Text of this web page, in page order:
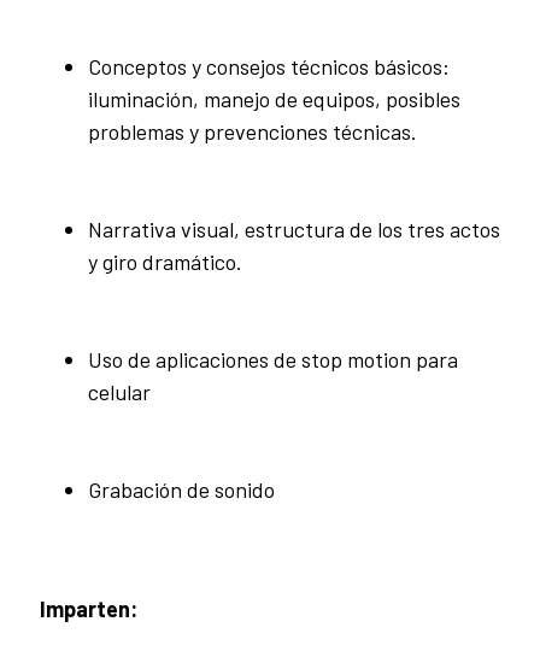
Conceptos y consejos técnicos básicos:
iluminación, manejo de equipos, posibles
problemas y prevenciones técnicas.
Narrativa visual, estructura de los tres actos
y giro dramático.
Uso de aplicaciones de stop motion para
celular
Grabación de sonido
Imparten: